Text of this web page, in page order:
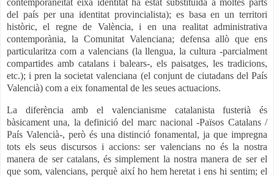
del país per una identitat provincialista); es basa en un territori
històric, el regne de València, i en una realitat administrativa
contemporània, la Comunitat Valenciana; defensa allò que ens
particularitza com a valencians (la llengua, la cultura -parcialment
compartides amb catalans i balears-, els paisatges, les tradicions,
etc.); i pren la societat valenciana (el conjunt de ciutadans del País
Valencià) com a eix fonamental de les seues actuacions.
La diferència amb el valencianisme catalanista fusterià és
bàsicament una, la definició del marc nacional -Països Catalans /
País Valencià-, però és una distinció fonamental, ja que impregna
tots els seus discursos i accions: ser valencians no és la nostra
manera de ser catalans, és simplement la nostra manera de ser el
que som, valencians, perquè així ho hem heretat i ens hi sentim; el